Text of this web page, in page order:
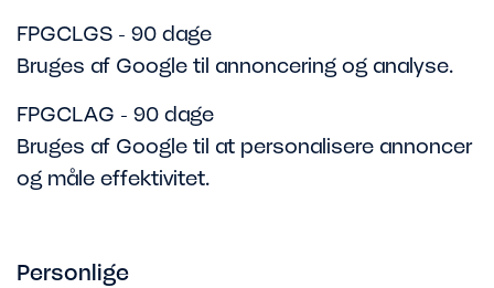
FPGCLGS - 90 dage
Bruges af Google til annoncering og analyse.
FPGCLAG - 90 dage
Bruges af Google til at personalisere annoncer
og måle effektivitet.
Personlige